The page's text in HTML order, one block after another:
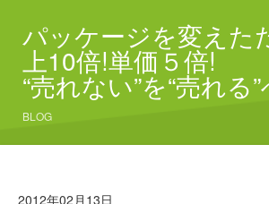
パッケージを変えた
上10倍!単価５倍!
“売れない”を“売れる
BLOG
2012年02月13日